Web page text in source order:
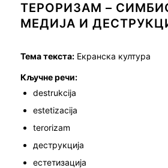
ТЕРОРИЗАМ –
МЕДИЈА И
Тема текста:Екранска култура
Кључне речи:
destrukcija
estetizacija
terorizam
деструкција
естетизација